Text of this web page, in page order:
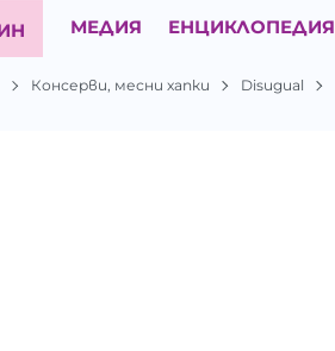
МЕДИЯ ЕНЦИКЛОПЕДИЯ
Консерви, месни хапки Disugual